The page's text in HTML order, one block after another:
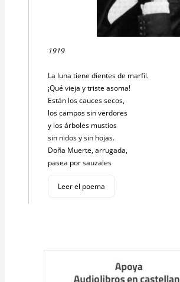
1919
La luna tiene dientes de marfil.
¡Qué vieja y triste asoma!
Están los cauces secos,
los campos sin verdores
y los árboles mustios
sin nidos y sin hojas.
Doña Muerte, arrugada,
pasea por sauzales
Leer el poema